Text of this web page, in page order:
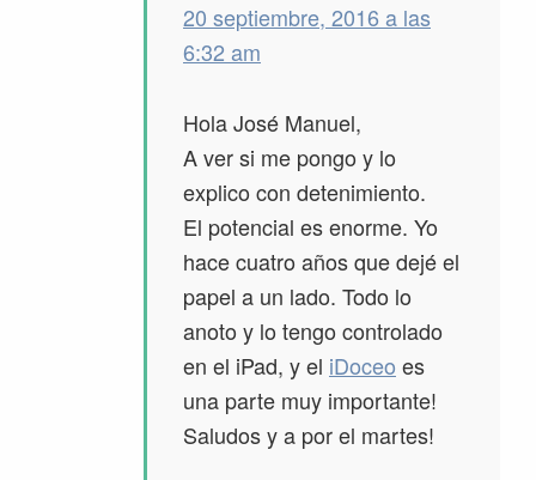
20 septiembre, 2016 a las
6:32 am
Hola José Manuel,
A ver si me pongo y lo
explico con detenimiento.
El potencial es enorme. Yo
hace cuatro años que dejé el
papel a un lado. Todo lo
anoto y lo tengo controlado
en el iPad, y el iDoceo es
una parte muy importante!
Saludos y a por el martes!